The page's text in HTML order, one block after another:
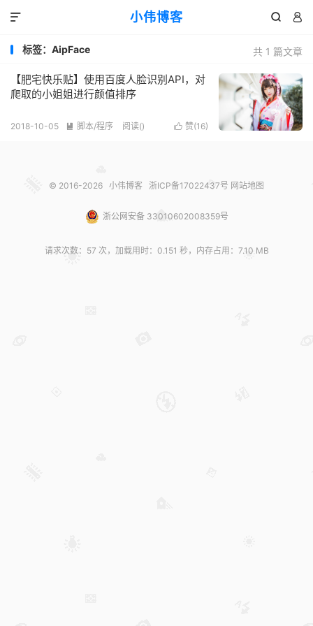
小伟博客  

共 1 篇文章
标签：AipFace
【肥宅快乐贴】使用百度人脸识别API，对
爬取的小姐姐进行颜值排序
 赞(16)
2018-10-05  脚本/程序 阅读()
© 2016-2026 小伟博客 浙ICP备17022437号 网站地图
浙公网安备 33010602008359号
请求次数：57 次，加载用时：0.151 秒，内存占用：7.10 MB